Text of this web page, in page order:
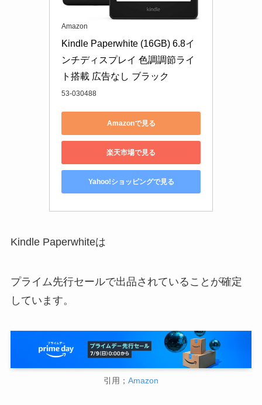
Amazon
Kindle Paperwhite (16GB) 6.8イ
ンチディスプレイ 色調調節ライ
ト搭載 広告なし ブラック
53-030488
Amazonで見る
楽天市場で見る
Yahoo!ショッピングで見る
Kindle Paperwhiteは
プライム先行セールで出品されていることが確定
しています。
引用； Amazon